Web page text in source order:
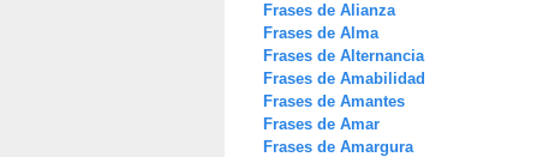
Frases de Alianza
Frases de Alma
Frases de Alternancia
Frases de Amabilidad
Frases de Amantes
Frases de Amar
Frases de Amargura